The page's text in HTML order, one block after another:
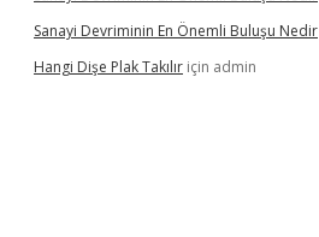
Sanayi Devriminin En Önemli Buluşu Nedir
Hangi Dişe Plak Takılır için admin